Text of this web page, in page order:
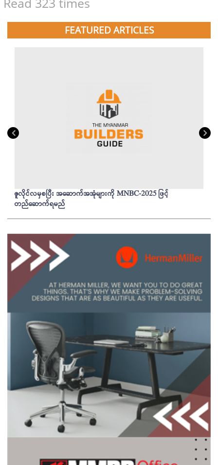
FEATURED ARTICLES
ဇူလိုင်လမှစပြီး အဆောက်အအုံများကို MNBC-2025 ဖြင့်
တည်ဆောက်ရမည်